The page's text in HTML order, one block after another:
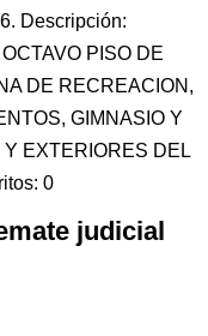
Descripción:
PISO DE
DE RECREACION,
GIMNASIO Y
EXTERIORES DEL
0
judicial